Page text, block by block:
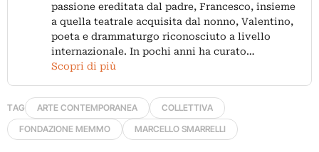
passione ereditata dal padre, Francesco, insieme
a quella teatrale acquisita dal nonno, Valentino,
poeta e drammaturgo riconosciuto a livello
internazionale. In pochi anni ha curato…
Scopri di più
TAG ARTE CONTEMPORANEA
COLLETTIVA
FONDAZIONE MEMMO
MARCELLO SMARRELLI